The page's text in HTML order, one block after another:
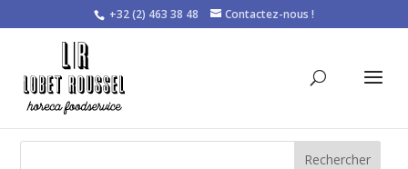
+32 (2) 463 38 48 Contactez-nous !
Rechercher